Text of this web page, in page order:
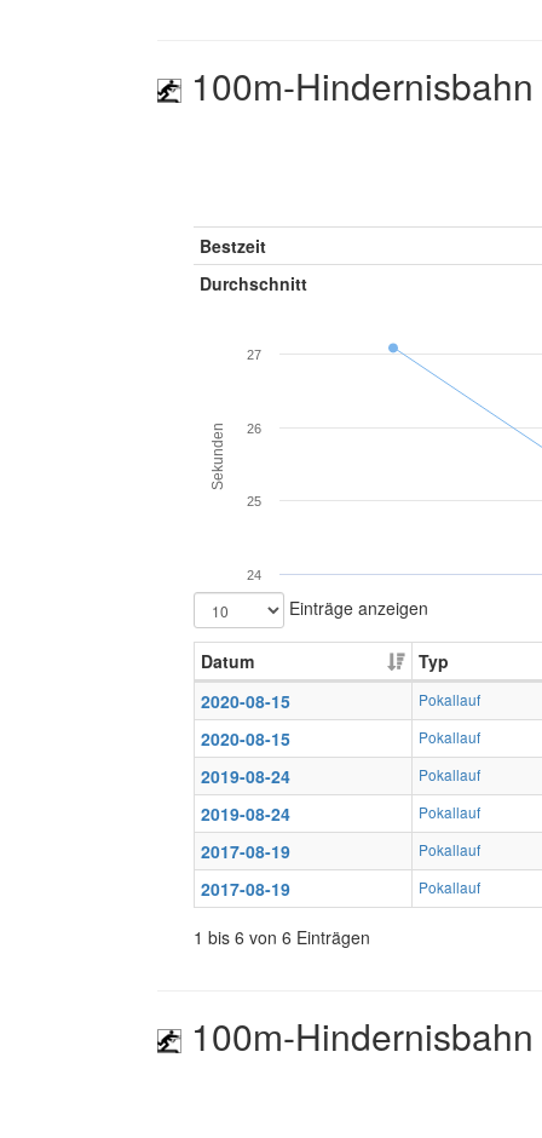
100m-
Bestzeit
Durchschnitt
Sekunden
24
25
26
27
Einträge anzeigen
Datum
Typ
2020-08-15
Pokallauf
2020-08-15 Pokallauf
2019-08-24 Pokallauf
2019-08-24 Pokallauf
2017-08-19 Pokallauf
2017-08-19 Pokallauf
1 bis 6 von 6 Einträgen
100m-